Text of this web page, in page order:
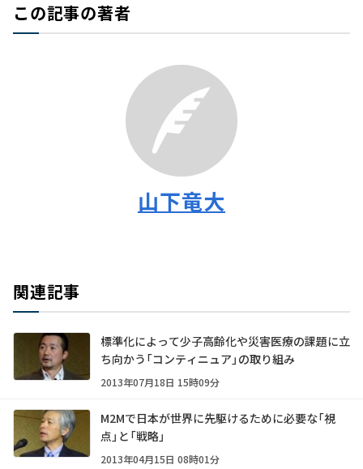
この記事の著者
山下竜大
関連記事
標準化によって少子高齢化や災害医療の課題に立
ち向かう「コンティニュア」の取り組み
2013年07月18日 15時09分
M2Mで日本が世界に先駆けるために必要な「視
点」と「戦略」
2013年04月15日 08時01分